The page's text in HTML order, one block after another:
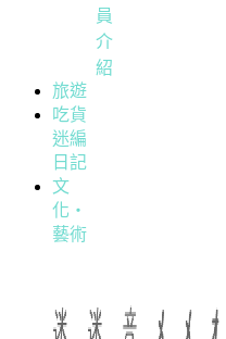
員
介
紹
旅遊
吃貨
迷編
日記
文
化・
藝術